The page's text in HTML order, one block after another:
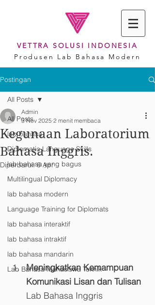
VETTRA SOLUSI INDONESIA
Produsen Lab Bahasa Modern
Postingan
All Posts
lab bahasa
Diplomatic Language Skills
lab bahasa yang bagus
Multilingual Diplomacy
lab bahasa modern
Language Training for Diplomats
lab bahasa interaktif
lab bahasa intraktif
lab bahasa mandarin
Lab Bahasa Mahasiswa Teknik
All Posts
Kegunaan Laboratorium
Bahasa Inggris.
Admin
3 Nov 2025 2 menit membaca
Diperbarui:6 Apr
Meningkatkan Kemampuan
Komunikasi Lisan dan Tulisan
Lab Bahasa Inggris